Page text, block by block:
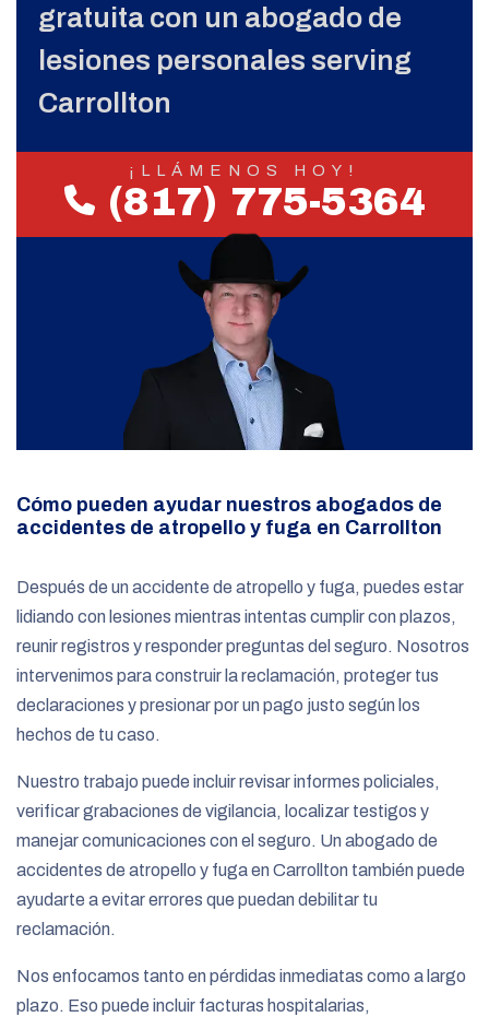
gratuita con un abogado de
lesiones personales serving
Carrollton
¡LLÁMENOS HOY!
(817) 775-5364
Cómo pueden ayudar nuestros abogados de
accidentes de atropello y fuga en Carrollton
Después de un accidente de atropello y fuga, puedes estar
lidiando con lesiones mientras intentas cumplir con plazos,
reunir registros y responder preguntas del seguro. Nosotros
intervenimos para construir la reclamación, proteger tus
declaraciones y presionar por un pago justo según los
hechos de tu caso.
Nuestro trabajo puede incluir revisar informes policiales,
verificar grabaciones de vigilancia, localizar testigos y
manejar comunicaciones con el seguro. Un abogado de
accidentes de atropello y fuga en Carrollton también puede
ayudarte a evitar errores que puedan debilitar tu
reclamación.
Nos enfocamos tanto en pérdidas inmediatas como a largo
plazo. Eso puede incluir facturas hospitalarias,